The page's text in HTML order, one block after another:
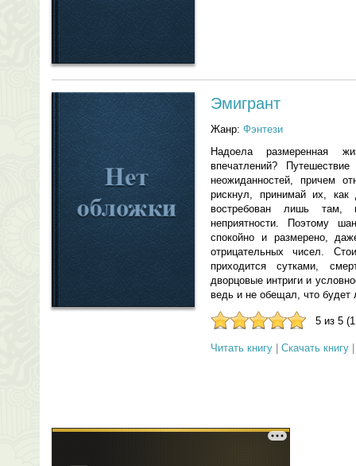
Эмигрант
Жанр: Фэнтези
Надоела размеренная
впечатлений?
неожиданностей, причем
рискнул, принимай их,
востребован лишь там,
неприятности. Поэтому
спокойно и размерено,
отрицательных чисел.
приходится сутками,
дворцовые интриги и
ведь и не обещал, что будет
5 из 5
Читать книгу Скачать книгу